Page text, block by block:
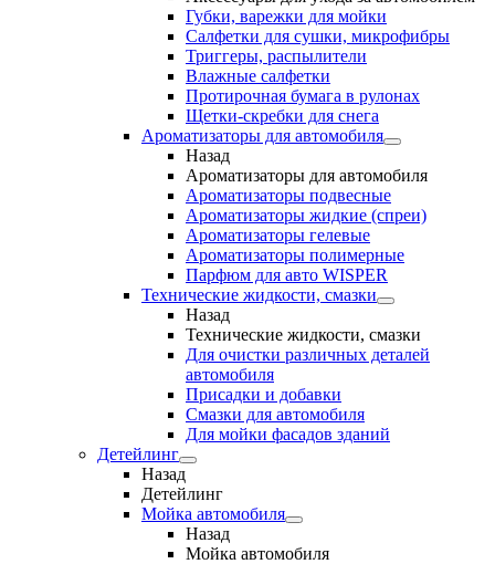
Губки, варежки для мойки
Салфетки для сушки, микрофибры
Триггеры, распылители
Влажные салфетки
Протирочная бумага в рулонах
Щетки-скребки для снега
Ароматизаторы для автомобиля
Назад
Ароматизаторы для автомобиля
Ароматизаторы подвесные
Ароматизаторы жидкие (спреи)
Ароматизаторы гелевые
Ароматизаторы полимерные
Парфюм для авто WISPER
Технические жидкости, смазки
Назад
Технические жидкости, смазки
Для очистки различных деталей
автомобиля
Присадки и добавки
Смазки для автомобиля
Для мойки фасадов зданий
Детейлинг
Назад
Детейлинг
Мойка автомобиля
Назад
Мойка автомобиля